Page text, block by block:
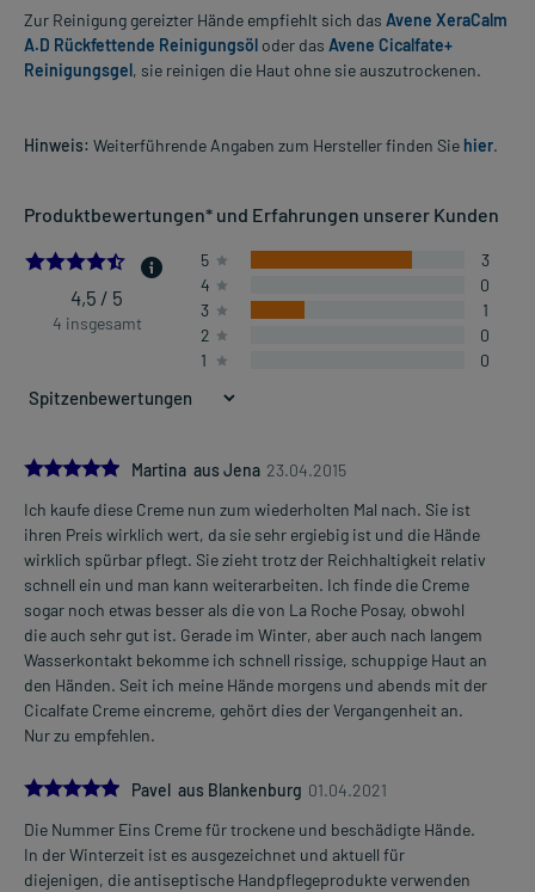
Zur Reinigung gereizter Hände empfiehlt sich das Avene XeraCalm
A.D Rückfettende Reinigungsöl oder das Avene Cicalfate+
Reinigungsgel, sie reinigen die Haut ohne sie auszutrockenen.
Hinweis: Weiterführende Angaben zum Hersteller finden Sie hier.
Produktbewertungen* und Erfahrungen unserer Kunden
4.5
4,5 / 5
4 insgesamt
5
3
4
0
3
1
2
0
1
0
5.0
Martina aus Jena 23.04.2015
Ich kaufe diese Creme nun zum wiederholten Mal nach. Sie ist
ihren Preis wirklich wert, da sie sehr ergiebig ist und die Hände
wirklich spürbar pflegt. Sie zieht trotz der Reichhaltigkeit relativ
schnell ein und man kann weiterarbeiten. Ich finde die Creme
sogar noch etwas besser als die von La Roche Posay, obwohl
die auch sehr gut ist. Gerade im Winter, aber auch nach langem
Wasserkontakt bekomme ich schnell rissige, schuppige Haut an
den Händen. Seit ich meine Hände morgens und abends mit der
Cicalfate Creme eincreme, gehört dies der Vergangenheit an.
Nur zu empfehlen.
5.0
Pavel aus Blankenburg 01.04.2021
Die Nummer Eins Creme für trockene und beschädigte Hände.
In der Winterzeit ist es ausgezeichnet und aktuell für
diejenigen, die antiseptische Handpflegeprodukte verwenden